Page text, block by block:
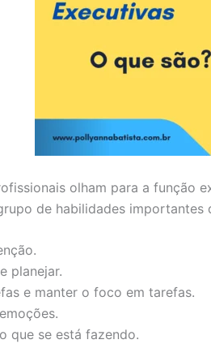
olham para a função
de habilidades importantes
planejar.
e manter o foco em tarefas.
que se está fazendo.